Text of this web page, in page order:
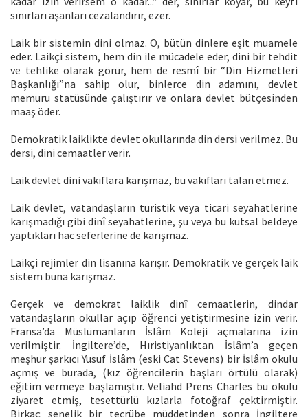
sınırları aşanları cezalandırır, ezer.
Laik bir sistemin dini olmaz. O, bütün dinlere eşit muamele
eder. Laikçi sistem, hem din ile mücadele eder, dini bir tehdit
ve tehlike olarak görür, hem de resmî bir “Din Hizmetleri
Başkanlığı”na sahip olur, binlerce din adamını, devlet
memuru statüsünde çalıştırır ve onlara devlet bütçesinden
maaş öder.
Demokratik laiklikte devlet okullarında din dersi verilmez. Bu
dersi, dini cemaatler verir.
Laik devlet dini vakıflara karışmaz, bu vakıfları talan etmez.
Laik devlet, vatandaşların turistik veya ticari seyahatlerine
karışmadığı gibi dinî seyahatlerine, şu veya bu kutsal beldeye
yaptıkları hac seferlerine de karışmaz.
Laikçi rejimler din lisanına karışır. Demokratik ve gerçek laik
sistem buna karışmaz.
Gerçek ve demokrat laiklik dinî cemaatlerin, dindar
vatandaşların okullar açıp öğrenci yetiştirmesine izin verir.
Fransa’da Müslümanların İslâm Koleji açmalarına izin
verilmiştir. İngiltere’de, Hıristiyanlıktan İslâm’a geçen
meşhur şarkıcı Yusuf İslâm (eski Cat Stevens) bir İslâm okulu
açmış ve burada, (kız öğrencilerin başları örtülü olarak)
eğitim vermeye başlamıştır. Veliahd Prens Charles bu okulu
ziyaret etmiş, tesettürlü kızlarla fotoğraf çektirmiştir.
Birkaç senelik bir tecrübe müddetinden sonra İngiltere